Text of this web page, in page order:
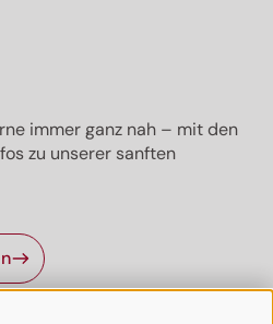
immer ganz nah – mit den
zu unserer sanften
Newsletter
immer ganz nah - mit